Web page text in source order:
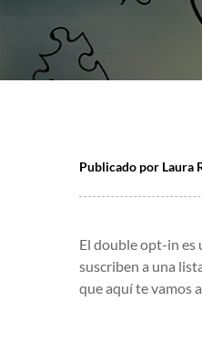
Publicado por Laura
El double opt-in es
suscriben a una
que aquí te vamos